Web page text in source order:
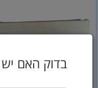
בדוק האם